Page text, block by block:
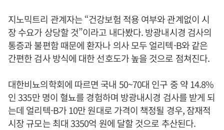
지노믹트리 관계자는 “건강보험 적용 여부와 관계없이 시
장 수요가 상당할 것”이라고 내다봤다. 방광내시경 검사의
통증과 불편함 때문에 환자나 의사 모두 얼리텍-B와 같은
간편한 검사 방식에 대한 선호도가 높을 것으로 점쳐진다.
대한비뇨의학회에 따르면 국내 50~70대 인구 중 약 14.8%
인 335만 명이 혈뇨를 경험하며 방광내시경 검사를 받게 되
는데 얼리텍-B가 10만 원대로 가격이 책정될 경우, 잠재적
시장 규모는 최대 3350억 원에 달할 것으로 추산된다.